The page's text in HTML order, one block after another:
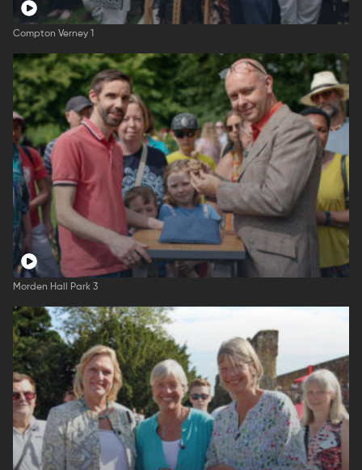
Compton Verney 1
Morden Hall Park 3